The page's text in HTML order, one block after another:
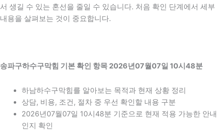
서 생길 수 있는 혼선을 줄일 수 있습니다. 처음 확인 단계에서 세부
내용을 살펴보는 것이 중요합니다.
송파구하수구막힘 기본 확인 항목 2026년07월07일 10시48분
하남하수구막힘를 알아보는 목적과 현재 상황 정리
상담, 비용, 조건, 절차 중 우선 확인할 내용 구분
2026년07월07일 10시48분 기준으로 현재 적용 가능한 안내
인지 확인